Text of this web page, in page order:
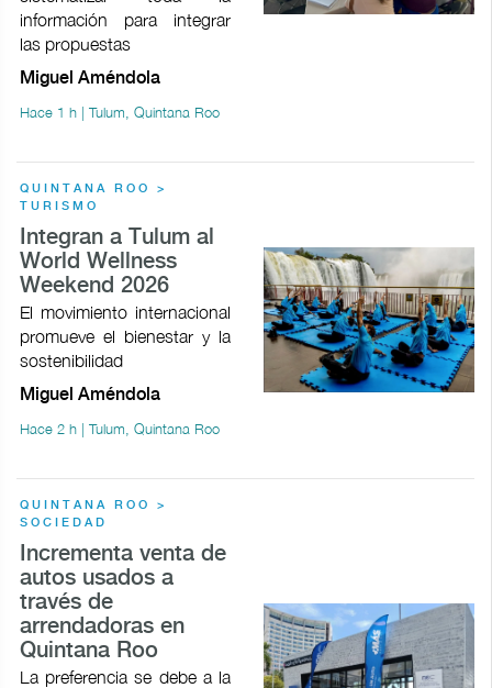
información para integrar
las propuestas
Miguel Améndola
Hace 1 h | Tulum, Quintana Roo
QUINTANA ROO >
TURISMO
Integran a Tulum al
World Wellness
Weekend 2026
El movimiento internacional
promueve el bienestar y la
sostenibilidad
Miguel Améndola
Hace 2 h | Tulum, Quintana Roo
QUINTANA ROO >
SOCIEDAD
Incrementa venta de
autos usados a
través de
arrendadoras en
Quintana Roo
La preferencia se debe a la